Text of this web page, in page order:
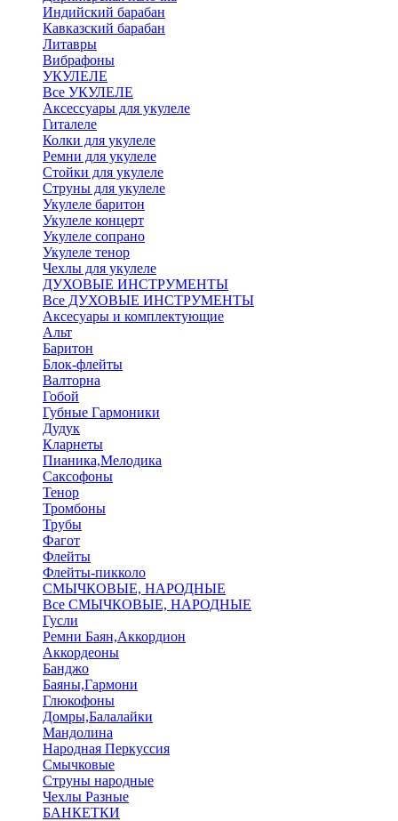
Индийский барабан
Кавказский барабан
Литавры
Вибрафоны
УКУЛЕЛЕ
Все УКУЛЕЛЕ
Аксессуары для укулеле
Гиталеле
Колки для укулеле
Ремни для укулеле
Стойки для укулеле
Струны для укулеле
Укулеле баритон
Укулеле концерт
Укулеле сопрано
Укулеле тенор
Чехлы для укулеле
ДУХОВЫЕ ИНСТРУМЕНТЫ
Все ДУХОВЫЕ ИНСТРУМЕНТЫ
Аксесуары и комплектующие
Альт
Баритон
Блок-флейты
Валторна
Гобой
Губные Гармоники
Дудук
Кларнеты
Пианика,Мелодика
Саксофоны
Тенор
Тромбоны
Трубы
Фагот
Флейты
Флейты-пикколо
СМЫЧКОВЫЕ, НАРОДНЫЕ
Все СМЫЧКОВЫЕ, НАРОДНЫЕ
Гусли
Ремни Баян,Аккордион
Аккордеоны
Банджо
Баяны,Гармони
Глюкофоны
Домры,Балалайки
Мандолина
Народная Перкуссия
Смычковые
Струны народные
Чехлы Разные
БАНКЕТКИ